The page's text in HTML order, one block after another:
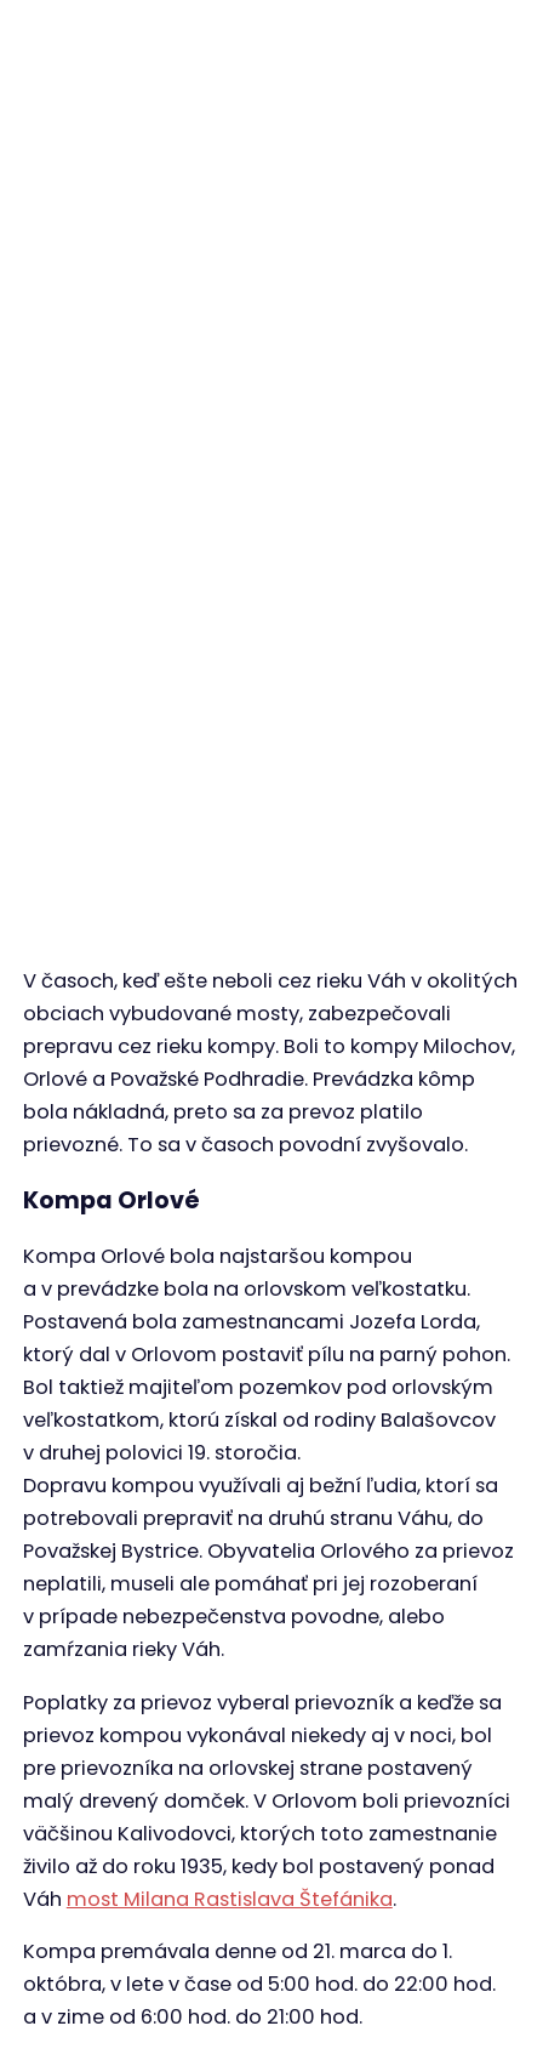
V časoch, keď ešte neboli cez rieku Váh v okolitých
obciach vybudované mosty, zabezpečovali
prepravu cez rieku kompy. Boli to kompy Milochov,
Orlové a Považské Podhradie. Prevádzka kômp
bola nákladná, preto sa za prevoz platilo
prievozné. To sa v časoch povodní zvyšovalo.
Kompa Orlové
Kompa Orlové bola najstaršou kompou
a v prevádzke bola na orlovskom veľkostatku.
Postavená bola zamestnancami Jozefa Lorda,
ktorý dal v Orlovom postaviť pílu na parný pohon.
Bol taktiež majiteľom pozemkov pod orlovským
veľkostatkom, ktorú získal od rodiny Balašovcov
v druhej polovici 19. storočia.
Dopravu kompou využívali aj bežní ľudia, ktorí sa
potrebovali prepraviť na druhú stranu Váhu, do
Považskej Bystrice. Obyvatelia Orlového za prievoz
neplatili, museli ale pomáhať pri jej rozoberaní
v prípade nebezpečenstva povodne, alebo
zamŕzania rieky Váh.
Poplatky za prievoz vyberal prievozník a keďže sa
prievoz kompou vykonával niekedy aj v noci, bol
pre prievozníka na orlovskej strane postavený
malý drevený domček. V Orlovom boli prievozníci
väčšinou Kalivodovci, ktorých toto zamestnanie
živilo až do roku 1935, kedy bol postavený ponad
Váh most Milana Rastislava Štefánika.
Kompa premávala denne od 21. marca do 1.
októbra, v lete v čase od 5:00 hod. do 22:00 hod.
a v zime od 6:00 hod. do 21:00 hod.